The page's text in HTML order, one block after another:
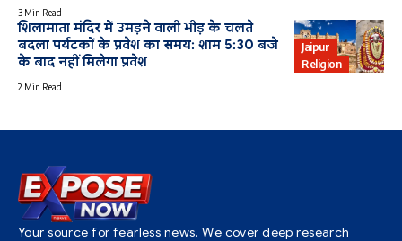
3 Min Read
Jaipur
Religion
शिलामाता मंदिर में उमड़ने वाली भीड़ के चलते
बदला पर्यटकों के प्रवेश का समय: शाम 5:30 बजे
के बाद नहीं मिलेगा प्रवेश
2 Min Read
Your source for fearless news. We cover deep research